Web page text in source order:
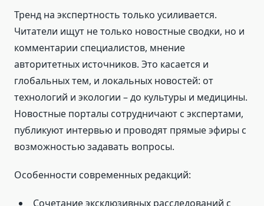
Тренд на экспертность только усиливается.
Читатели ищут не только новостные сводки, но и
комментарии специалистов, мнение
авторитетных источников. Это касается и
глобальных тем, и локальных новостей: от
технологий и экологии – до культуры и медицины.
Новостные порталы сотрудничают с экспертами,
публикуют интервью и проводят прямые эфиры с
возможностью задавать вопросы.
Особенности современных редакций:
Сочетание эксклюзивных расследований с